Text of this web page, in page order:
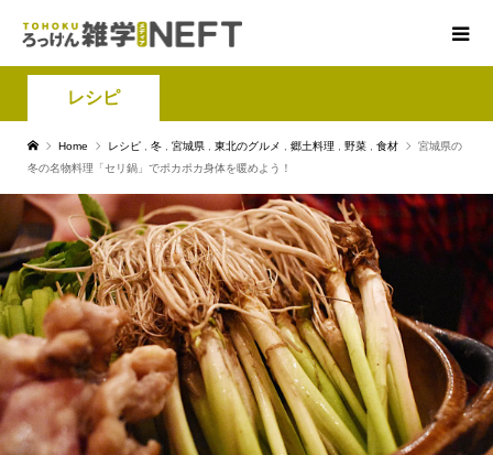
レシピ
Home レシピ 冬 宮城県 東北のグルメ 郷土料理 野菜 食材
宮城県の
冬の名物料理「セリ鍋」でポカポカ身体を暖めよう！